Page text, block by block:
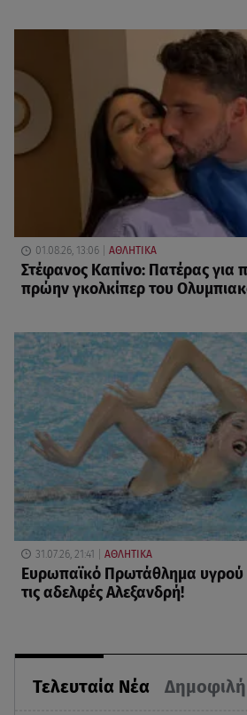
Τελευταία Νέα Δημοφιλή
01.08.26, 13:06 ΑΘΛΗΤΙΚΑ
Στέφανος Καπίνο: Πατέρας για
πρώην γκολκίπερ του
31.07.26, 21:41 ΑΘΛΗΤΙΚΑ
Ευρωπαϊκό Πρωτάθλημα υγρού
τις αδελφές Αλεξανδρή!